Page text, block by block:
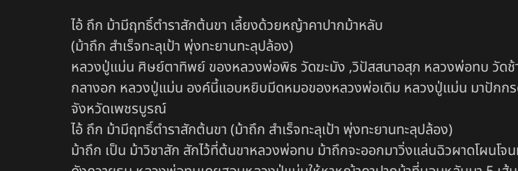
ไอ้ ถึก ม้ามีฤทธิ์ตำราสักต้นขา เลี้ยงด้วยหญ้าคาปากม้าหลับ
(ม้าถึก สำเร็จทะลุเป้า พุ่งทะยานทะลุปล้อง)
หลวงปู่แม่น ศิษย์ตาทิพย์ ของหลวงพ่อพิธ วัดฆะมัง ,วิปัสสนาอสุภ หลวงพ่อทบ วัดช้
กลางอก หลวงปู่แม่น องค์นี้แอบหยิบมีดหมอของหลวงพ่อเดิม หลวงปู่แม่น มาปักกร
จังหวัดเพชรบูรณ์
ไอ้ ถึก ม้ามีฤทธิ์ตำราสักต้นขา (ม้าถึก สำเร็จทะลุเป้า พุ่งทะยานทะลุปล้อง)
ม้าถึก เป็น ม้าวิชาสัก สักไว้ที่ต้นขาหลวงพ่อทบ ม้าถึกจะออกมาวิ่งแล่นฉิวผาดโผนโ